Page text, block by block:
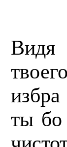
Видя
ты бо